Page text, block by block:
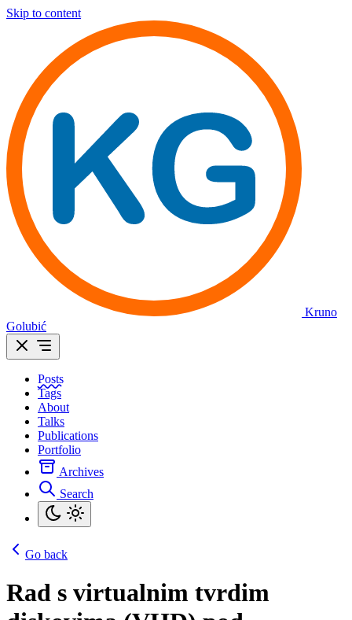
Skip to content
Kruno
Golubić
Posts
Tags
About
Talks
Publications
Portfolio
Archives
Search
Go back
Rad s virtualnim tvrdim